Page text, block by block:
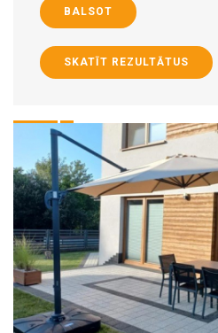
BALSOT
SKATĪT REZULTĀTUS